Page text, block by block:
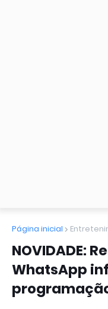
Página inicial
NOVIDADE:
WhatsApp